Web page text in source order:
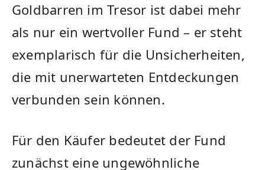
Goldbarren im Tresor ist dabei mehr
als nur ein wertvoller Fund – er steht
exemplarisch für die Unsicherheiten,
die mit unerwarteten Entdeckungen
verbunden sein können.
Für den Käufer bedeutet der Fund
zunächst eine ungewöhnliche